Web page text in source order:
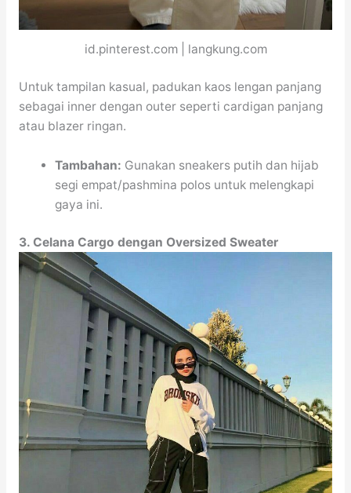
id.pinterest.com | langkung.com
Untuk tampilan kasual, padukan kaos lengan panjang
sebagai inner dengan outer seperti cardigan panjang
atau blazer ringan.
Tambahan: Gunakan sneakers putih dan hijab
segi empat/pashmina polos untuk melengkapi
gaya ini.
3. Celana Cargo dengan Oversized Sweater